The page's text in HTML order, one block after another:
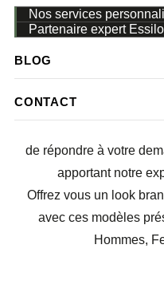
Nos services
Partenaire expert
BLOG
CONTACT
Nous vous proposons
de répondre à votre
apportant notre
Offrez vous un look
avec ces modèles
Hommes,